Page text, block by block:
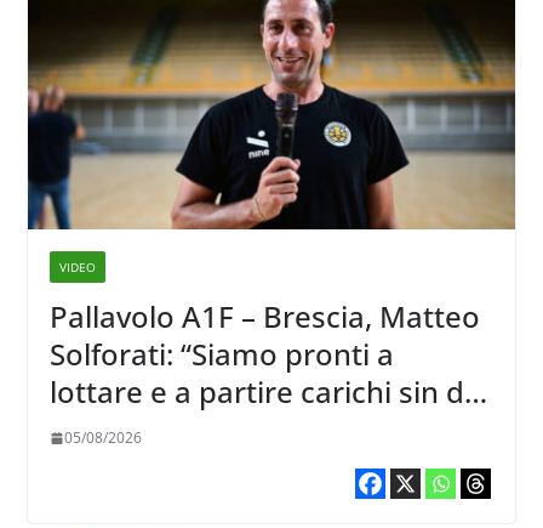
VIDEO
Pallavolo A1F – Brescia, Matteo
Solforati: “Siamo pronti a
lottare e a partire carichi sin dal
primo giorno”
05/08/2026